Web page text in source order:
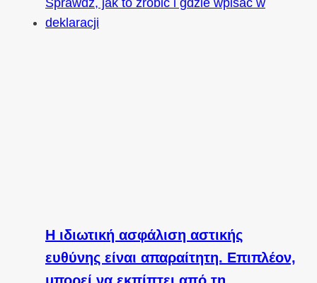
Η ιδιωτική ασφάλιση αστικής
ευθύνης είναι απαραίτητη. Επιπλέον,